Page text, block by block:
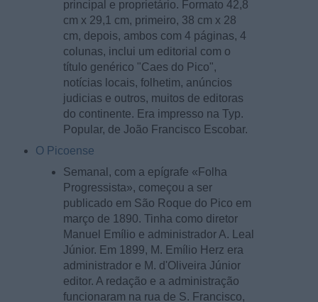
principal e proprietário. Formato 42,8
cm x 29,1 cm, primeiro, 38 cm x 28
cm, depois, ambos com 4 páginas, 4
colunas, inclui um editorial com o
título genérico "Caes do Pico",
notícias locais, folhetim, anúncios
judicias e outros, muitos de editoras
do continente. Era impresso na Typ.
Popular, de João Francisco Escobar.
O Picoense
Semanal, com a epígrafe «Folha
Progressista», começou a ser
publicado em São Roque do Pico em
março de 1890. Tinha como diretor
Manuel Emílio e administrador A. Leal
Júnior. Em 1899, M. Emílio Herz era
administrador e M. d'Oliveira Júnior
editor. A redação e a administração
funcionaram na rua de S. Francisco,